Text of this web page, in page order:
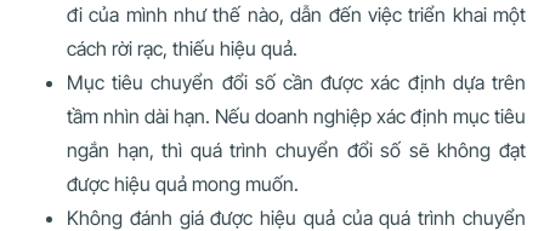
đi của mình như thế nào, dẫn đến việc triển khai một
cách rời rạc, thiếu hiệu quả.
Mục tiêu chuyển đổi số cần được xác định dựa trên
tầm nhìn dài hạn. Nếu doanh nghiệp xác định mục tiêu
ngắn hạn, thì quá trình chuyển đổi số sẽ không đạt
được hiệu quả mong muốn.
Không đánh giá được hiệu quả của quá trình chuyển